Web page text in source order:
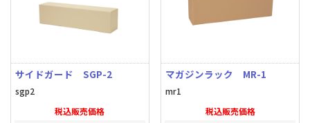
サイドガード SGP-2
sgp2
税込販売価格
マガジンラック MR-1
mr1
税込販売価格